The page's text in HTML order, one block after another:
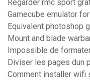
Regarder rmc sport
Gamecube emulator
Equivalent photoshop
Mount and blade
Impossible de
Diviser les pages dun
Comment installer wifi